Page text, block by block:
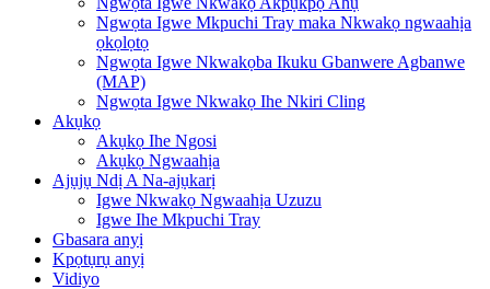
Ngwọta Igwe Mkpuchi Tray maka Nkwakọ ngwaahịa
ọkọlọtọ
Ngwọta Igwe Nkwakọba Ikuku Gbanwere Agbanwe
(MAP)
Ngwọta Igwe Nkwakọ Ihe Nkiri Cling
Akụkọ
Akụkọ Ihe Ngosi
Akụkọ Ngwaahịa
Ajụjụ Ndị A Na-ajụkarị
Igwe Nkwakọ Ngwaahịa Uzuzu
Igwe Ihe Mkpuchi Tray
Gbasara anyị
Kpọtụrụ anyị
Vidiyo